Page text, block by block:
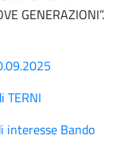
GENERAZIONI”.
TERNI
interesse Bando